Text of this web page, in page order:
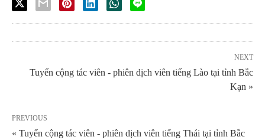
NEXT
Tuyển cộng tác viên - phiên dịch viên tiếng Lào tại tỉnh Bắc
Kạn »
PREVIOUS
« Tuyển cộng tác viên - phiên dịch viên tiếng Thái tại tỉnh Bắc